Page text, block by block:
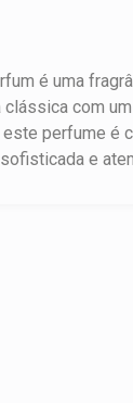
é uma
com
perfume é
e